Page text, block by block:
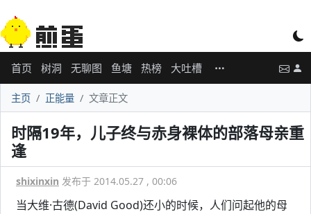
首页 树洞 无聊图 鱼塘 热榜 大吐槽
主页 正能量 文章正文
时隔19年，儿子终与赤身裸体的部落母亲重
逢
shixinxin 发布于 2014.05.27 , 00:06
当大维·古德(David Good)还小的时候，人们问起他的母